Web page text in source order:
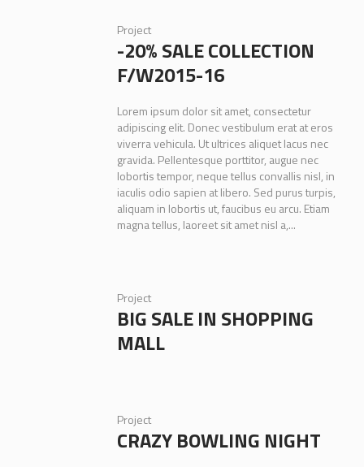
Project
-20% SALE COLLECTION
F/W2015-16
Lorem ipsum dolor sit amet, consectetur
adipiscing elit. Donec vestibulum erat at eros
viverra vehicula. Ut ultrices aliquet lacus nec
gravida. Pellentesque porttitor, augue nec
lobortis tempor, neque tellus convallis nisl, in
iaculis odio sapien at libero. Sed purus turpis,
aliquam in lobortis ut, faucibus eu arcu. Etiam
magna tellus, laoreet sit amet nisl a,...
Project
BIG SALE IN SHOPPING
MALL
Project
CRAZY BOWLING NIGHT